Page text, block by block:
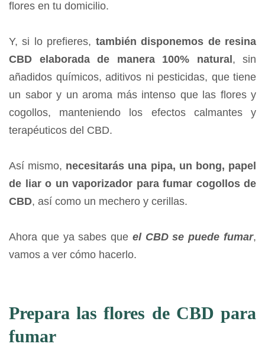
flores en tu domicilio.
Y, si lo prefieres, también disponemos de resina
CBD
elaborada de manera 100% natural , sin
añadidos químicos, aditivos ni pesticidas, que tiene
un sabor y un aroma más intenso que las flores y
cogollos, manteniendo los efectos calmantes y
terapéuticos del CBD.
Así mismo, necesitarás una pipa, un bong, papel
de liar o un vaporizador para fumar cogollos de
CBD, así como un mechero y cerillas.
Ahora que ya sabes que el CBD se puede fumar,
vamos a ver cómo hacerlo.
Prepara las flores de CBD para
fumar